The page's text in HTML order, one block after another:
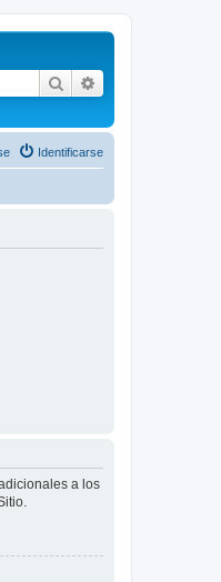
Buscar
Identificarse
a los